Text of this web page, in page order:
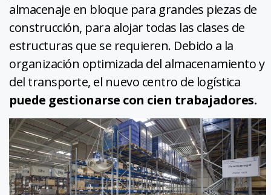
almacenaje en bloque para grandes piezas de
construcción, para alojar todas las clases de
estructuras que se requieren. Debido a la
organización optimizada del almacenamiento y
del transporte, el nuevo centro de logística
puede gestionarse con cien trabajadores.